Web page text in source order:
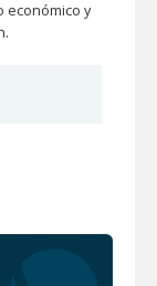
económico y